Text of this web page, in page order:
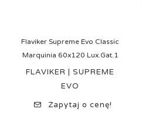
Flaviker Supreme Evo Classic
Marquinia 60x120 Lux.Gat.1
FLAVIKER | SUPREME
EVO
Zapytaj o cenę!